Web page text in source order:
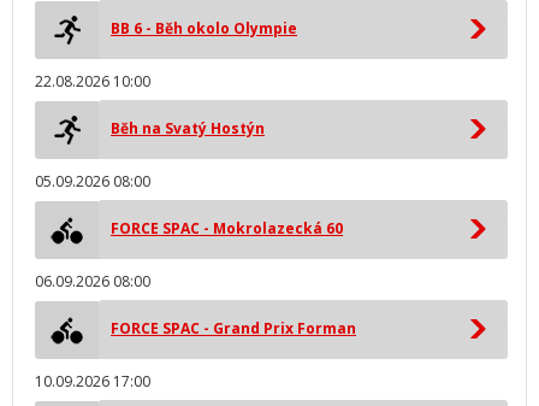
BB 6 - Běh okolo Olympie
22.08.2026 10:00
Běh na Svatý Hostýn
05.09.2026 08:00
FORCE SPAC - Mokrolazecká 60
06.09.2026 08:00
FORCE SPAC - Grand Prix Forman
10.09.2026 17:00